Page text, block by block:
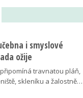
i smyslové
ožije
travnatou pláň,
skleníku a žalostně…